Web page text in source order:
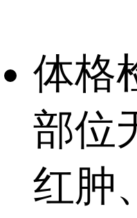
体格
部位
红肿、